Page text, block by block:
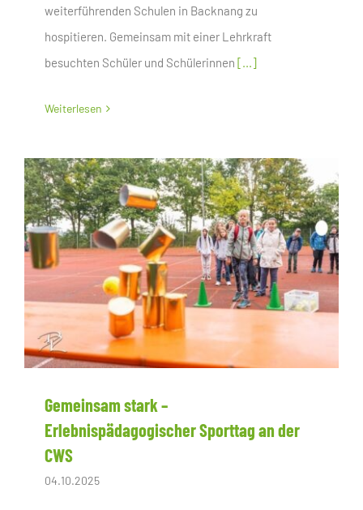
weiterführenden Schulen in Backnang zu
hospitieren. Gemeinsam mit einer Lehrkraft
besuchten Schüler und Schülerinnen [...]
Weiterlesen
Gemeinsam stark –
Erlebnispädagogischer Sporttag an der
CWS
04.10.2025